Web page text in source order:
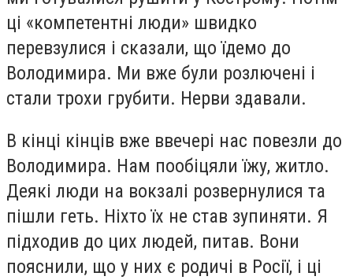
ці «компетентні люди» швидко
перевзулися і сказали, що їдемо до
Володимира. Ми вже були розлючені і
стали трохи грубити. Нерви здавали.
В кінці кінців вже ввечері нас повезли до
Володимира. Нам пообіцяли їжу, житло.
Деякі люди на вокзалі розвернулися та
пішли геть. Ніхто їх не став зупиняти. Я
підходив до цих людей, питав. Вони
пояснили, що у них є родичі в Росії, і ці